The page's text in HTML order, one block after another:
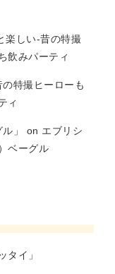
楽しい-昔の特撮
飲みパーティ
特撮ヒーローも
ィ
」 on エブリシ
ベーグル
タイ」